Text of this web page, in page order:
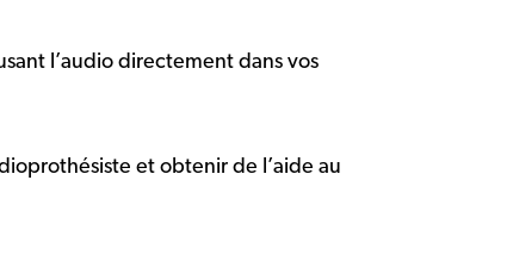
l’audio directement dans vos
et obtenir de l’aide au